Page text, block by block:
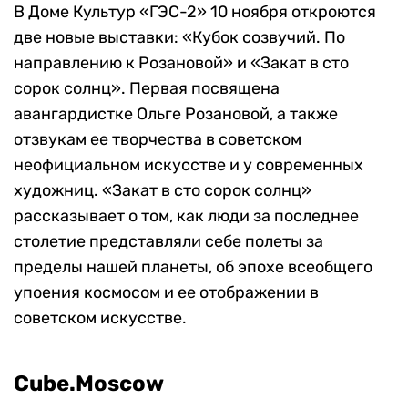
В Доме Культур «ГЭС-2» 10 ноября откроются
две новые выставки: «Кубок созвучий. По
направлению к Розановой» и «Закат в сто
сорок солнц». Первая посвящена
авангардистке Ольге Розановой, а также
отзвукам ее творчества в советском
неофициальном искусстве и у современных
художниц. «Закат в сто сорок солнц»
рассказывает о том, как люди за последнее
столетие представляли себе полеты за
пределы нашей планеты, об эпохе всеобщего
упоения космосом и ее отображении в
советском искусстве.
Cube.Moscow